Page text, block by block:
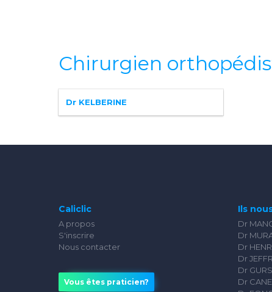
Chirurgien
Dr KELBERINE
Caliclic
A propos
S'inscrire
Nous contacter
Vous êtes praticien?
Ils
Dr
Dr
Dr
Dr
Dr
Dr